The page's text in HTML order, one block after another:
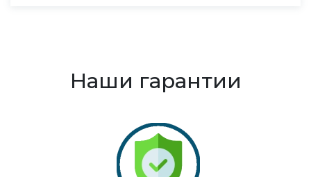
Наши гарантии